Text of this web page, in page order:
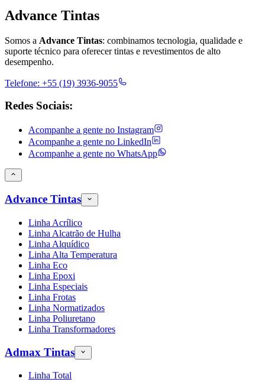
Advance Tintas
Somos a Advance Tintas: combinamos tecnologia, qualidade e
suporte técnico para oferecer tintas e revestimentos de alto
desempenho.
Telefone: +55 (19) 3936-9055
Redes Sociais:
Acompanhe a gente no Instagram
Acompanhe a gente no LinkedIn
Acompanhe a gente no WhatsApp
Advance Tintas
Linha Acrílico
Linha Alcatrão de Hulha
Linha Alquídico
Linha Alta Temperatura
Linha Eco
Linha Epoxi
Linha Especiais
Linha Frotas
Linha Normatizados
Linha Poliuretano
Linha Transformadores
Admax Tintas
Linha Total